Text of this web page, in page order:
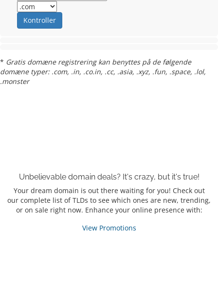
Kontroller
* Gratis domæne registrering kan benyttes på de følgende
domæne typer: .com, .in, .co.in, .cc, .asia, .xyz, .fun, .space, .lol,
.monster
Unbelievable domain deals? It's crazy, but it's true!
Your dream domain is out there waiting for you! Check out
our complete list of TLDs to see which ones are new, trending,
or on sale right now. Enhance your online presence with:
View Promotions